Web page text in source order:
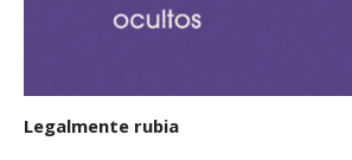
Legalmente rubia